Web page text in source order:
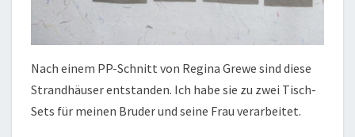
Nach einem PP-Schnitt von Regina Grewe sind diese
Strandhäuser entstanden. Ich habe sie zu zwei Tisch-
Sets für meinen Bruder und seine Frau verarbeitet.